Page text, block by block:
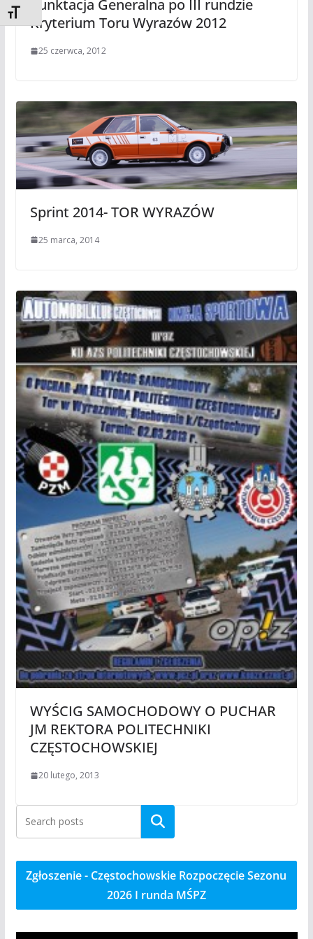
Toggle Font size
Punktacja Generalna po III rundzie
Kryterium Toru Wyrazów 2012
25 czerwca, 2012
Sprint 2014- TOR WYRAZÓW
25 marca, 2014
WYŚCIG SAMOCHODOWY O PUCHAR
JM REKTORA POLITECHNIKI
CZĘSTOCHOWSKIEJ
20 lutego, 2013
Szukaj
Zgłoszenie - Częstochowskie Rozpoczęcie Sezonu
2026 I runda MŚPZ